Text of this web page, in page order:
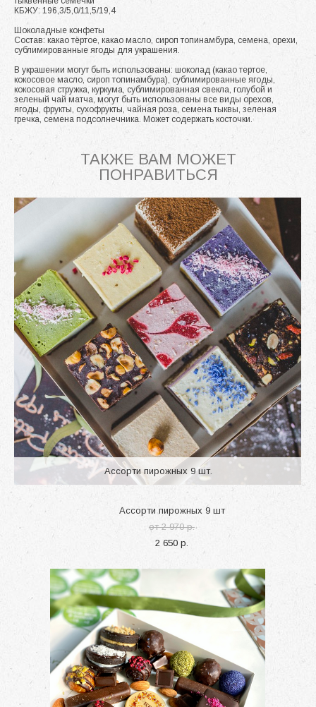
КБЖУ: 196,3/5,0/11,5/19,4
Шоколадные конфеты
Состав: какао тёртое, какао масло, сироп топинамбура, семена, орехи,
сублимированные ягоды для украшения.
В украшении могут быть использованы: шоколад (какао тертое,
кокосовое масло, сироп топинамбура), сублимированные ягоды,
кокосовая стружка, куркума, сублимированная свекла, голубой и
зеленый чай матча, могут быть использованы все виды орехов,
ягоды, фрукты, сухофрукты, чайная роза, семена тыквы, зеленая
гречка, семена подсолнечника. Может содержать косточки.
ТАКЖЕ ВАМ МОЖЕТ
ПОНРАВИТЬСЯ
Ассорти пирожных 9 шт.
Ассорти пирожных 9 шт
от 2 970 p.
2 650 p.